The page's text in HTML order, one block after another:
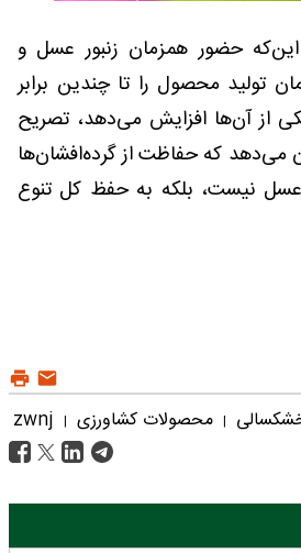
این‌که حضور همزمان زنبور عسل و
تولید محصول را تا چندین برابر
از آن‌ها افزایش می‌دهد، تصریح
می‌دهد که حفاظت از گرده‌افشان‌ها
عسل نیست، بلکه به حفظ کل تنوع
| محصولات کشاورزی |
zwnj